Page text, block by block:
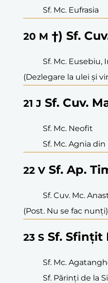
Sf. Mc. Eufrasia
20 M †) Sf.
Sf. Mc. Eusebiu,
(Dezlegare la ulei și
21 J Sf. Cuv.
Sf. Mc. Neofit
Sf. Mc. Agnia din
22 V Sf. Ap.
Sf. Cuv. Mc.
(Post. Nu se fac nunți)
23 S Sf. Sfințit
Sf. Mc.
Sf. Părinți de la